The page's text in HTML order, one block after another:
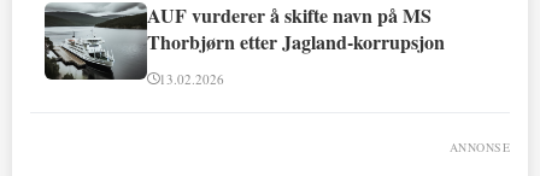
AUF vurderer å skifte navn på MS
Thorbjørn etter Jagland-korrupsjon
13.02.2026
ANNONSE